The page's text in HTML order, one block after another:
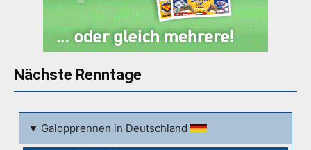
Nächste Renntage
Galopprennen in Deutschland